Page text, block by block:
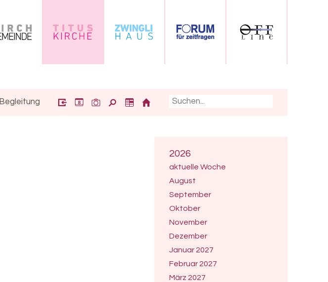
Begleitung 8
2026
aktuelle Woche
August
September
Oktober
November
Dezember
Januar 2027
Februar 2027
März 2027